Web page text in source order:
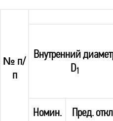
№ п/
п
Внутренний
D1
Номин. Пред.